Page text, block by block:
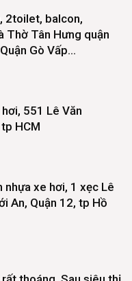
2toilet, balcon,
Thờ Tân Hưng quận
Gò Vấp…
551 Lê Văn
HCM
nhựa xe hơi, 1 xẹc Lê
An, Quận 12, tp Hồ